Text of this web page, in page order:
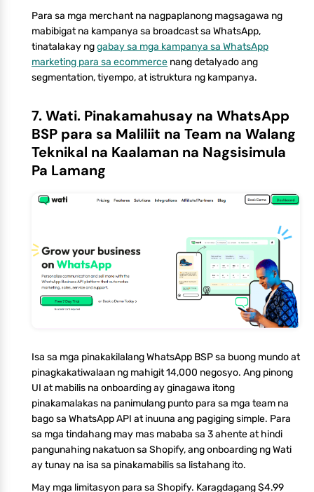
Para sa mga merchant na nagpaplanong magsagawa ng
mabibigat na kampanya sa broadcast sa WhatsApp,
tinatalakay nggabay sa mga kampanya sa WhatsApp
marketing para sa ecommerce nang detalyado ang
segmentation, tiyempo, at istruktura ng kampanya.
7. Wati. Pinakamahusay na WhatsApp
BSP para sa Maliliit na Team na Walang
Teknikal na Kaalaman na Nagsisimula
Pa Lamang
Isa sa mga pinakakilalang WhatsApp BSP sa buong mundo at
pinagkakatiwalaan ng mahigit 14,000 negosyo. Ang pinong
UI at mabilis na onboarding ay ginagawa itong
pinakamalakas na panimulang punto para sa mga team na
bago sa WhatsApp API at inuuna ang pagiging simple. Para
sa mga tindahang may mas mababa sa 3 ahente at hindi
pangunahing nakatuon sa Shopify, ang onboarding ng Wati
ay tunay na isa sa pinakamabilis sa listahang ito.
May mga limitasyon para sa Shopify. Karagdagang $4.99